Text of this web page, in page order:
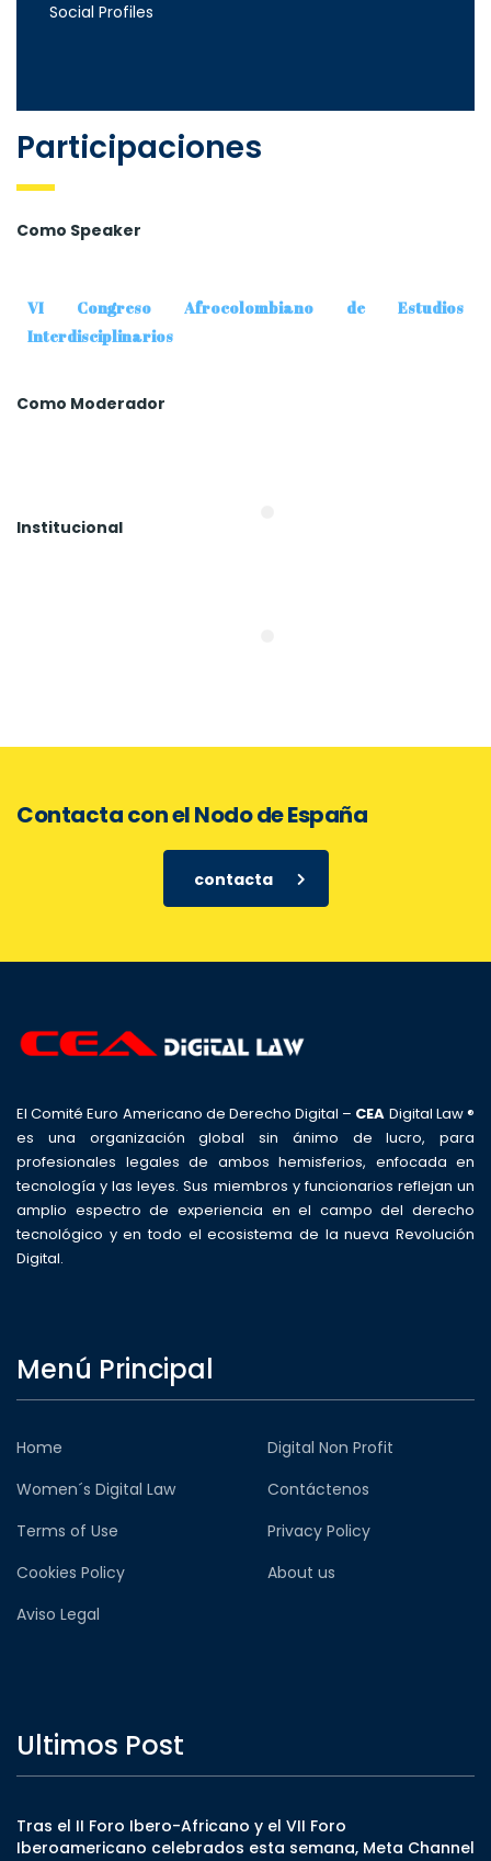
Social Profiles
Participaciones
Como Speaker
VI Congreso Afrocolombiano de Estudios
Interdisciplinarios
Como Moderador
Institucional
Contacta con el Nodo de España
contacta
El Comité Euro Americano de Derecho Digital – CEA Digital Law ®
es una organización global sin ánimo de lucro, para
profesionales legales de ambos hemisferios, enfocada en
tecnología y las leyes. Sus miembros y funcionarios reflejan un
amplio espectro de experiencia en el campo del derecho
tecnológico y en todo el ecosistema de la nueva Revolución
Digital.
Menú Principal
Home
Digital Non Profit
Women´s Digital Law
Contáctenos
Terms of Use
Privacy Policy
Cookies Policy
About us
Aviso Legal
Ultimos Post
Tras el II Foro Ibero-Africano y el VII Foro
Iberoamericano celebrados esta semana, Meta Channel